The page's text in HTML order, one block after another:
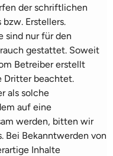
der schriftlichen
Erstellers.
sind nur für den
gestattet. Soweit
Betreiber erstellt
Dritter beachtet.
als solche
auf eine
werden, bitten wir
Bei Bekanntwerden von
Inhalte